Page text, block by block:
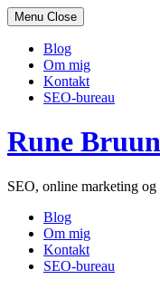
Menu Close
Blog
Om mig
Kontakt
SEO-bureau
Skip
to
Rune
SEO, online marketing
Blog
Om mig
Kontakt
SEO-bureau